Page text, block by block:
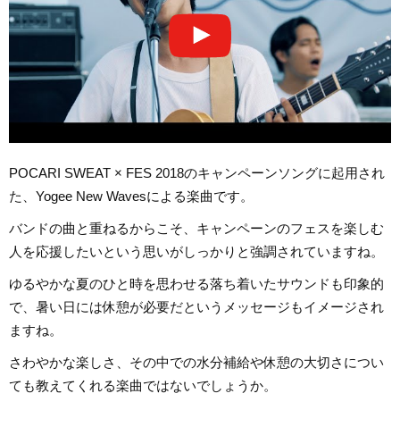
POCARI SWEAT × FES 2018のキャンペーンソングに起用され
た、Yogee New Wavesによる楽曲です。
バンドの曲と重ねるからこそ、キャンペーンのフェスを楽しむ
人を応援したいという思いがしっかりと強調されていますね。
ゆるやかな夏のひと時を思わせる落ち着いたサウンドも印象的
で、暑い日には休憩が必要だというメッセージもイメージされ
ますね。
さわやかな楽しさ、その中での水分補給や休憩の大切さについ
ても教えてくれる楽曲ではないでしょうか。